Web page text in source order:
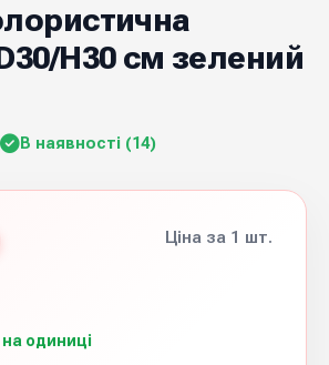
H30 см зелений
В наявності (14)
на одиниці
Ціна за 1 шт.